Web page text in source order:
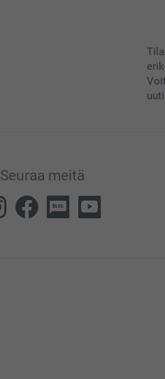
Seuraa meitä